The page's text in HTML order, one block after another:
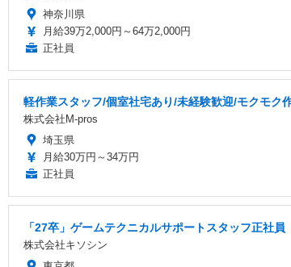
神奈川県
月給39万2,000円～64万2,000円
正社員
軽作業スタッフ/個室社宅あり/未経験歓迎/モクモク
株式会社M-pros
埼玉県
月給30万円～34万円
正社員
「27卒」ゲームテクニカルサポートスタッフ正社
株式会社キソシン